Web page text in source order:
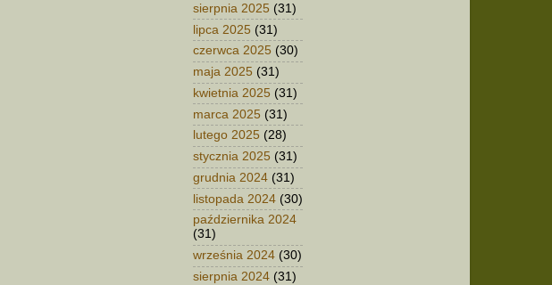
sierpnia 2025 (31)
lipca 2025 (31)
czerwca 2025 (30)
maja 2025 (31)
kwietnia 2025 (31)
marca 2025 (31)
lutego 2025 (28)
stycznia 2025 (31)
grudnia 2024 (31)
listopada 2024 (30)
października 2024
(31)
września 2024 (30)
sierpnia 2024 (31)